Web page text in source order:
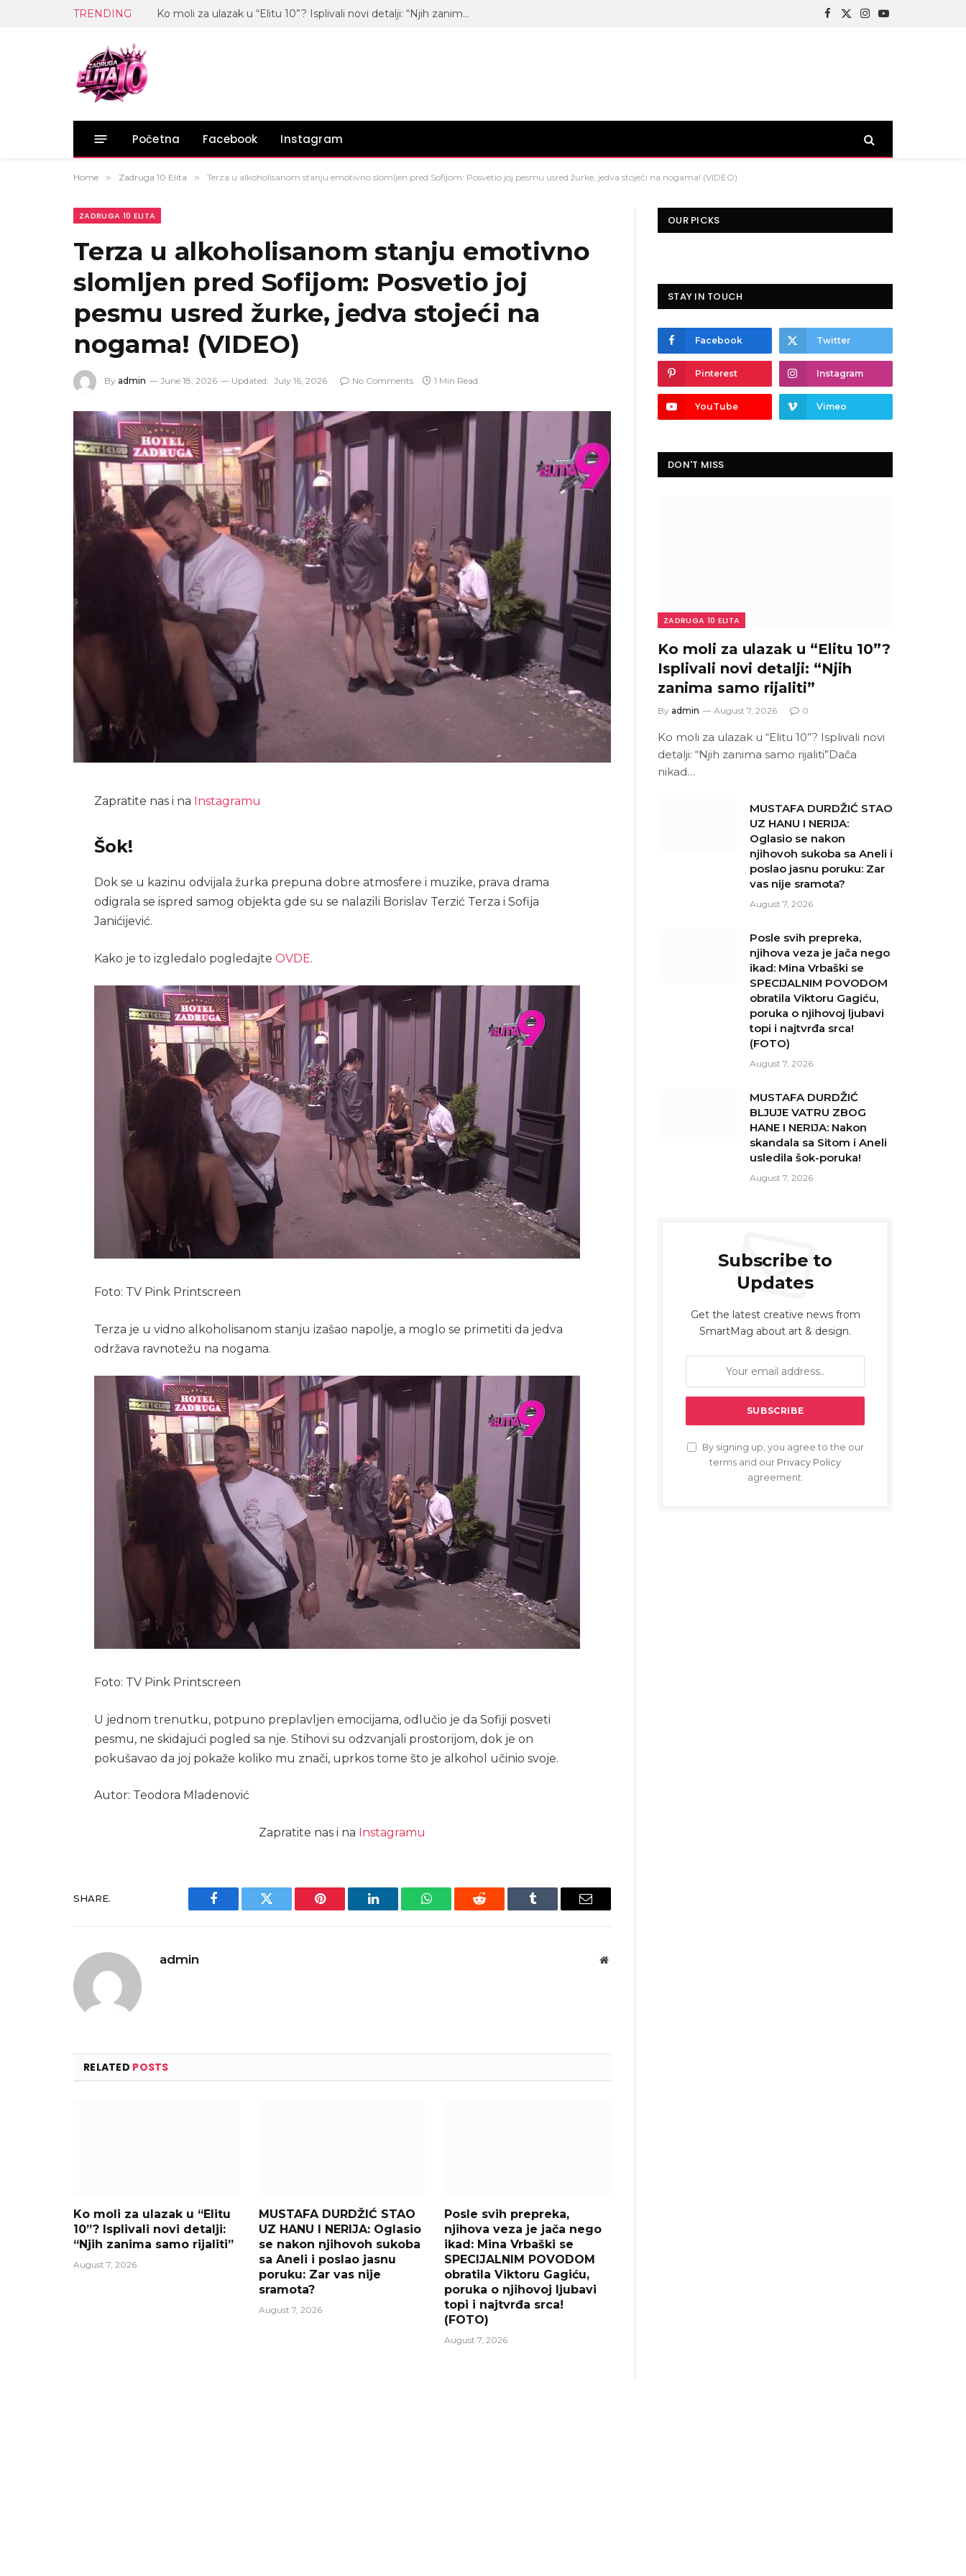
TRENDING Ko moli za ulazak u “Elitu 10”? Isplivali novi detalji: “Njih zanima samo rijaliti” Facebook
X
Instagram
YouTube
Početna Facebook Instagram
Home » Zadruga 10 Elita » Terza u alkoholisanom stanju emotivno slomljen pred Sofijom: Posvetio joj pesmu usred žurke, jedva stojeći na nogama! (VIDEO)
ZADRUGA 10 ELITA
Terza u alkoholisanom stanju emotivno
slomljen pred Sofijom: Posvetio joj
pesmu usred žurke, jedva stojeći na
nogama! (VIDEO)
By admin June 18, 2026 Updated: July 16, 2026 No Comments 1 Min Read
Zapratite nas i na Instagramu
Šok!
Dok se u kazinu odvijala žurka prepuna dobre atmosfere i muzike, prava drama
odigrala se ispred samog objekta gde su se nalazili Borislav Terzić Terza i Sofija
Janićijević.
Kako je to izgledalo pogledajteOVDE.
Foto: TV Pink Printscreen
Terza je u vidno alkoholisanom stanju izašao napolje, a moglo se primetiti da jedva
održava ravnotežu na nogama.
Foto: TV Pink Printscreen
U jednom trenutku, potpuno preplavljen emocijama, odlučio je da Sofiji posveti
pesmu, ne skidajući pogled sa nje. Stihovi su odzvanjali prostorijom, dok je on
pokušavao da joj pokaže koliko mu znači, uprkos tome što je alkohol učinio svoje.
Autor: Teodora Mladenović
Zapratite nas i na Instagramu
SHARE.
Facebook Twitter Pinterest LinkedIn WhatsAppReddit Tumblr Email
admin Website
RELATED POSTS
Ko moli za ulazak u “Elitu
10”? Isplivali novi detalji:
“Njih zanima samo rijaliti”
August 7, 2026
MUSTAFA DURDŽIĆ STAO
UZ HANU I NERIJA: Oglasio
se nakon njihovoh sukoba
sa Aneli i poslao jasnu
poruku: Zar vas nije
sramota?
August 7, 2026
Posle svih prepreka,
njihova veza je jača nego
ikad: Mina Vrbaški se
SPECIJALNIM POVODOM
obratila Viktoru Gagiću,
poruka o njihovoj ljubavi
topi i najtvrđa srca!
(FOTO)
August 7, 2026
OUR PICKS
STAY IN TOUCH
Facebook Twitter
Pinterest Instagram
YouTube Vimeo
DON'T MISS
ZADRUGA 10 ELITA
Ko moli za ulazak u “Elitu 10”?
Isplivali novi detalji: “Njih
zanima samo rijaliti”
By admin August 7, 2026 0
Ko moli za ulazak u “Elitu 10”? Isplivali novi
detalji: “Njih zanima samo rijaliti”Dača
nikad…
MUSTAFA DURDŽIĆ STAO
UZ HANU I NERIJA:
Oglasio se nakon
njihovoh sukoba sa Aneli i
poslao jasnu poruku: Zar
vas nije sramota?
August 7, 2026
Posle svih prepreka,
njihova veza je jača nego
ikad: Mina Vrbaški se
SPECIJALNIM POVODOM
obratila Viktoru Gagiću,
poruka o njihovoj ljubavi
topi i najtvrđa srca!
(FOTO)
August 7, 2026
MUSTAFA DURDŽIĆ
BLJUJE VATRU ZBOG
HANE I NERIJA: Nakon
skandala sa Sitom i Aneli
usledila šok-poruka!
August 7, 2026
Subscribe to
Updates
Get the latest creative news from
SmartMag about art & design.
By signing up, you agree to the our
terms and our Privacy Policy
agreement.